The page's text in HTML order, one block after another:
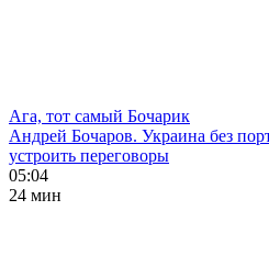
Ага, тот самый Бочарик
Андрей Бочаров. Украина без
устроить переговоры
05:04
24 мин